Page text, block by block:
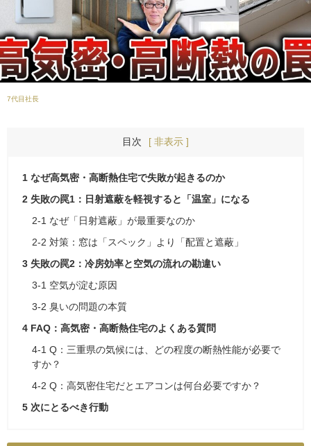
7代目社長
目次 [ 非表示 ]
1 なぜ高気密・高断熱住宅で失敗が起きるのか
2 失敗の罠1：日射遮蔽を軽視すると「温室」になる
2-1 なぜ「日射遮蔽」が最重要なのか
2-2 対策：窓は「スペック」より「配置と遮蔽」
3 失敗の罠2：冷房効率と空気の流れの勘違い
3-1 空気が淀む原因
3-2 臭いの問題の本質
4 FAQ：高気密・高断熱住宅のよくある質問
4-1 Q：三重県の気候には、どの程度の断熱性能が必要で
すか？
4-2 Q：高気密住宅だとエアコンは何台必要ですか？
5 次にとるべき行動